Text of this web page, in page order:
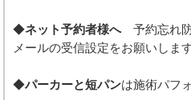
◆ネット予約者様へ予約忘れ防
メールの受信設定をお願いしま
◆パーカーと短パンは施術パフ